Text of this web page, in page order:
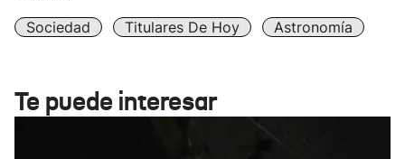
Sociedad Titulares De Hoy Astronomía
Te puede interesar